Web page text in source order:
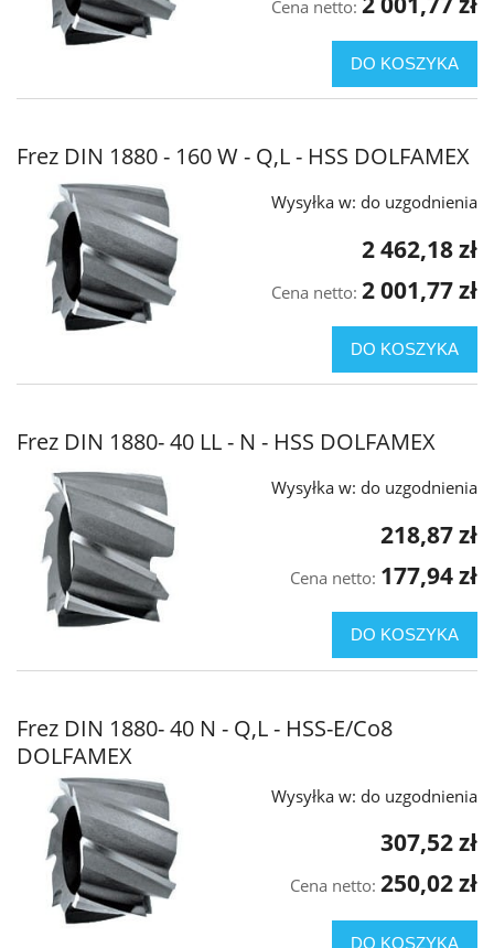
Cena netto:
DO KOSZYKA
Frez DIN 1880 - 160 W - Q,L - HSS DOLFAMEX
Wysyłka w: do uzgodnienia
2 462,18 zł
Cena netto: 2 001,77 zł
DO KOSZYKA
Frez DIN 1880- 40 LL - N - HSS DOLFAMEX
Wysyłka w: do uzgodnienia
218,87 zł
Cena netto: 177,94 zł
DO KOSZYKA
Frez DIN 1880- 40 N - Q,L - HSS-E/Co8
DOLFAMEX
Wysyłka w: do uzgodnienia
307,52 zł
Cena netto: 250,02 zł
DO KOSZYKA